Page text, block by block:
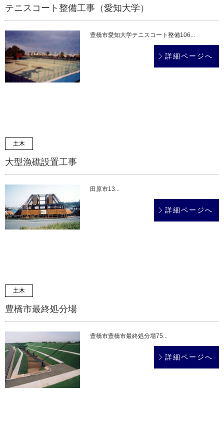
テニスコート整備工事（愛知大学）
豊橋市愛知大学テニスコート整備106...
詳細ページへ
土木
大型漁礁設置工事
田原市13...
詳細ページへ
土木
豊橋市最終処分場
豊橋市豊橋市最終処分場75...
詳細ページへ